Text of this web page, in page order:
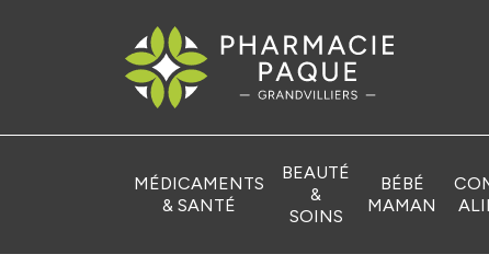
Pharmacie
MÉDICAMENTS
& SANTÉ
BEAUTÉ
&
SOINS
BÉBÉ
MAMAN